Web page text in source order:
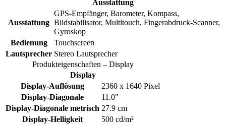
Ausstattung
Ausstattung
GPS-Empfänger, Barometer, Kompass,
Bildstabilisator, Multitouch, Fingerabdruck-Scanner,
Gyroskop
Bedienung
Touchscreen
Lautsprecher Stereo Lautsprecher
Produkteigenschaften – Display
Display
Display-Auflösung
2360 x 1640 Pixel
Display-Diagonale
11.0"
Display-Diagonale metrisch 27.9 cm
Display-Helligkeit
500 cd/m²